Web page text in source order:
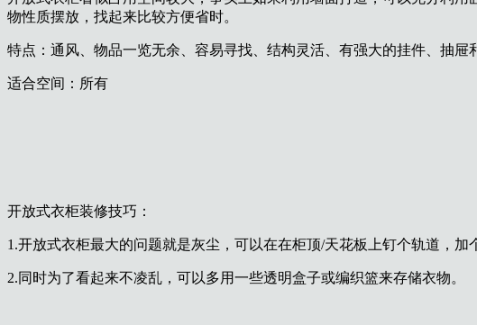
物性质摆放，找起来比较方便省时。
特点：通风、物品一览无余、容易寻找、结构灵活、有强大的挂件、抽屉
适合空间：所有
开放式衣柜装修技巧：
1.开放式衣柜最大的问题就是灰尘，可以在在柜顶/天花板上钉个轨道，加
2.同时为了看起来不凌乱，可以多用一些透明盒子或编织篮来存储衣物。